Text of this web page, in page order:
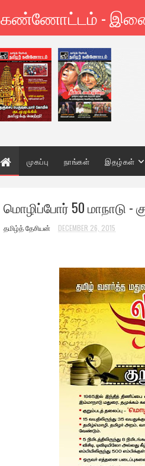
கண்ணோட்டம் -
முகப்பு நாங்கள் இதழ்கள்
மொழிப்போர் 50 மாநாடு -
தமிழ்த் தேசியன் DECEMBER 26, 2015